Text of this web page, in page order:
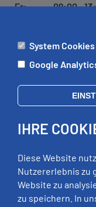
Fr:
09:00 -
ÄMTER
Di:
09:00 -
Mi:
Fr:
09:00 -
RECHTLICHES
System Cookies
Google
IHRE
Diese Website
Nutzererlebnis zu
Website zu
zu speichern. In